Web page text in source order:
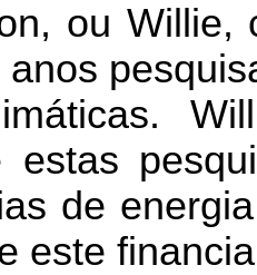
ou Willie,
estas
de
este